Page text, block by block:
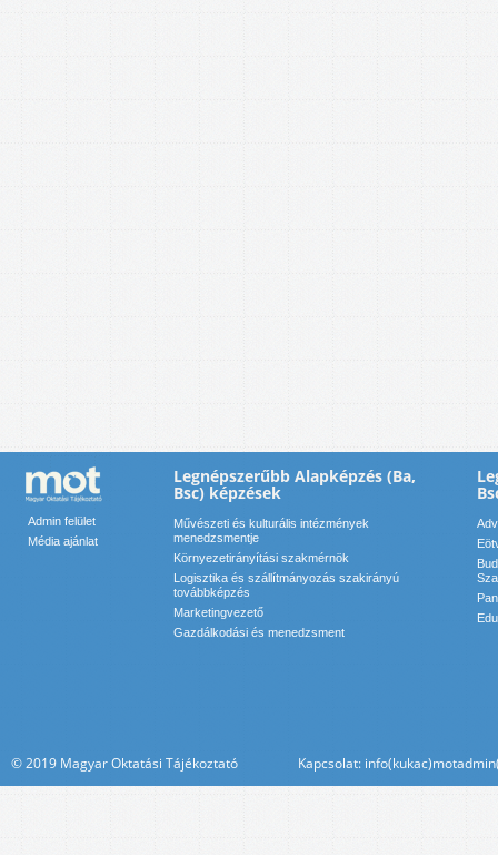
Admin felület
Média ajánlat
Legnépszerűbb Alapképzés (Ba,
Bsc) képzések
Művészeti és kulturális intézmények
menedzsmentje
Környezetirányítási szakmérnök
Logisztika és szállítmányozás szakirányú
továbbképzés
Marketingvezető
Gazdálkodási és menedzsment
© 2019 Magyar Oktatási Tájékoztató Kapcsolat: